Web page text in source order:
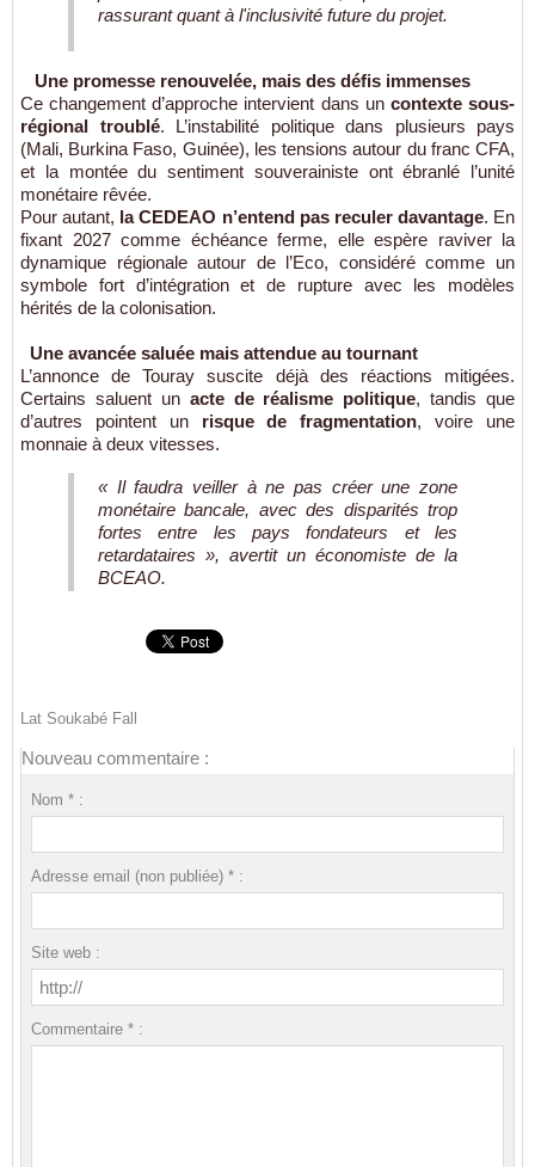
rassurant quant à l'inclusivité future du projet.
Une promesse renouvelée, mais des défis immenses
Ce changement d’approche intervient dans un contexte sous-
régional troublé. L’instabilité politique dans plusieurs pays
(Mali, Burkina Faso, Guinée), les tensions autour du franc CFA,
et la montée du sentiment souverainiste ont ébranlé l’unité
monétaire rêvée.
Pour autant, la CEDEAO n’entend pas reculer davantage. En
fixant 2027 comme échéance ferme, elle espère raviver la
dynamique régionale autour de l’Eco, considéré comme un
symbole fort d’intégration et de rupture avec les modèles
hérités de la colonisation.
Une avancée saluée mais attendue au tournant
L’annonce de Touray suscite déjà des réactions mitigées.
Certains saluent un acte de réalisme politique, tandis que
d’autres pointent un risque de fragmentation, voire une
monnaie à deux vitesses.
« Il faudra veiller à ne pas créer une zone
monétaire bancale, avec des disparités trop
fortes entre les pays fondateurs et les
retardataires », avertit un économiste de la
BCEAO.
Lat Soukabé Fall
Nouveau commentaire :
Nom * :
Adresse email (non publiée) * :
Site web :
Commentaire * :